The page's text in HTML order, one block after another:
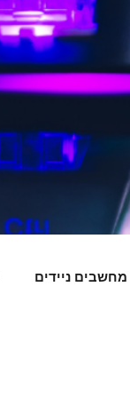
מחשבים ניידים